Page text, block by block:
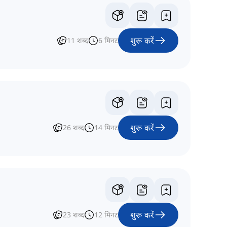
11 शब्द 6 मिनट शुरू करें
26 शब्द 14 मिनट शुरू करें
23 शब्द 12 मिनट शुरू करें